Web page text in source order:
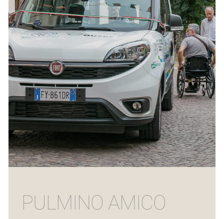
PULMINO AMICO